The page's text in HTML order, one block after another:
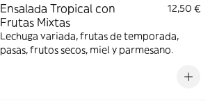
Ensalada Tropical con
Frutas Mixtas
12,50 €
Lechuga variada, frutas de temporada,
pasas, frutos secos, miel y parmesano.